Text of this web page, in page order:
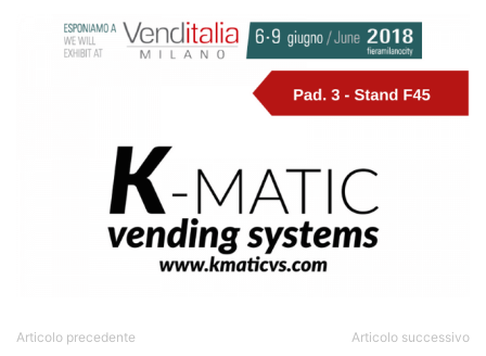
Articolo precedente Articolo successivo